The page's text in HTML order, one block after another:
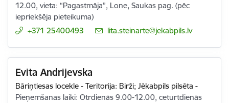
12.00, vieta: “Pagastmāja”, Lone, Saukas pag. (pēc
iepriekšēja pieteikuma)
+371 25400493
E-pasts:
lita.steinarte@jekabpils.lv
Evita Andrijevska
Bāriņtiesas locekle - Teritorija: Birži; Jēkabpils pilsēta -
Pieņemšanas laiki: Otrdienās 9.00-12.00, ceturtdienās